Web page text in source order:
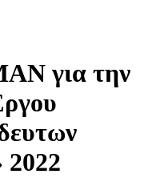
για την